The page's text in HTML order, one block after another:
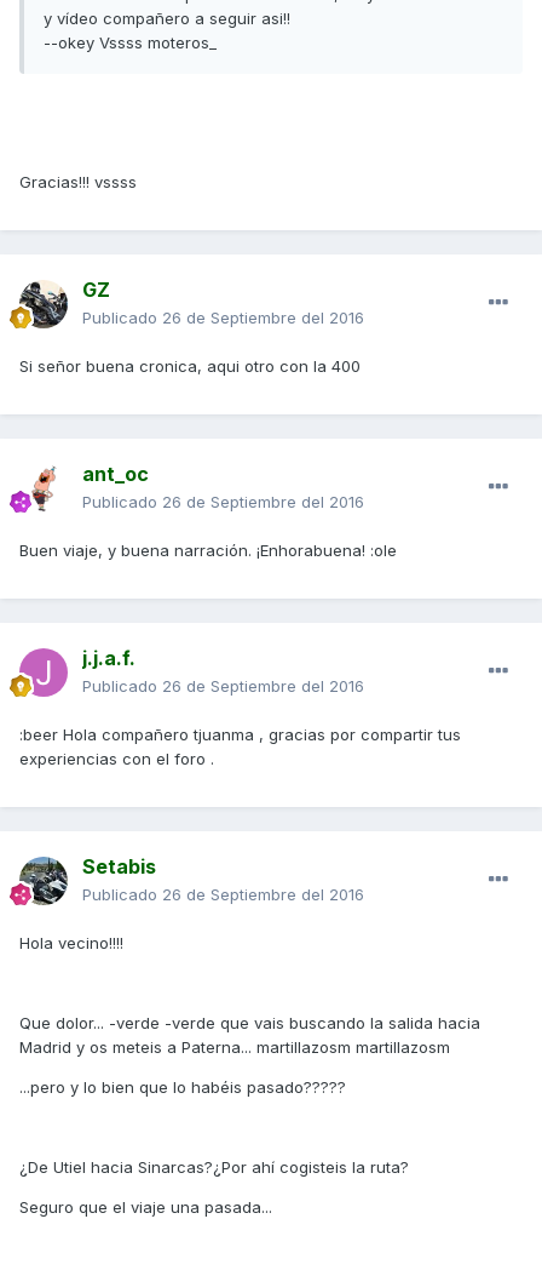
y vídeo compañero a seguir asi!!
--okey Vssss moteros_
Gracias!!! vssss
GZ
Publicado 26 de Septiembre del 2016
Si señor buena cronica, aqui otro con la 400
ant_oc
Publicado 26 de Septiembre del 2016
Buen viaje, y buena narración. ¡Enhorabuena! :ole
j.j.a.f.
Publicado 26 de Septiembre del 2016
:beer Hola compañero tjuanma , gracias por compartir tus
experiencias con el foro .
Setabis
Publicado 26 de Septiembre del 2016
Hola vecino!!!!
Que dolor... -verde -verde que vais buscando la salida hacia
Madrid y os meteis a Paterna... martillazosm martillazosm
...pero y lo bien que lo habéis pasado?????
¿De Utiel hacia Sinarcas?¿Por ahí cogisteis la ruta?
Seguro que el viaje una pasada...